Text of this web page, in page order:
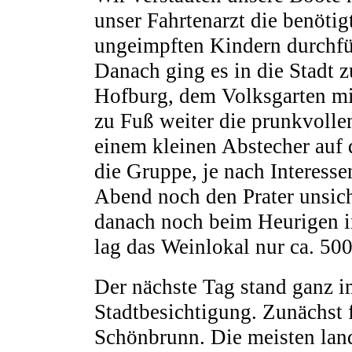
unser Fahrtenarzt die
ungeimpften Kindern
Danach ging es in die Stadt
Hofburg, dem Volksgarten
zu Fuß weiter die
einem kleinen Abstecher auf
die Gruppe, je nach
Abend noch den Prater
danach noch beim
lag das Weinlokal nur ca.
Der nächste Tag stand ganz
Stadtbesichtigung.
Schönbrunn. Die meisten